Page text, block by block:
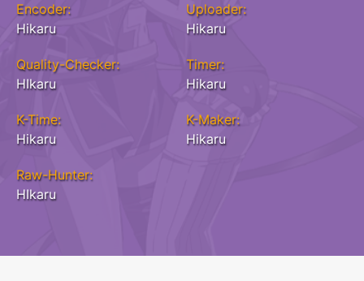
Encoder:
Hikaru
Uploader:
Hikaru
Quality-Checker:
HIkaru
Timer:
Hikaru
K-Time:
Hikaru
K-Maker:
Hikaru
Raw-Hunter:
HIkaru